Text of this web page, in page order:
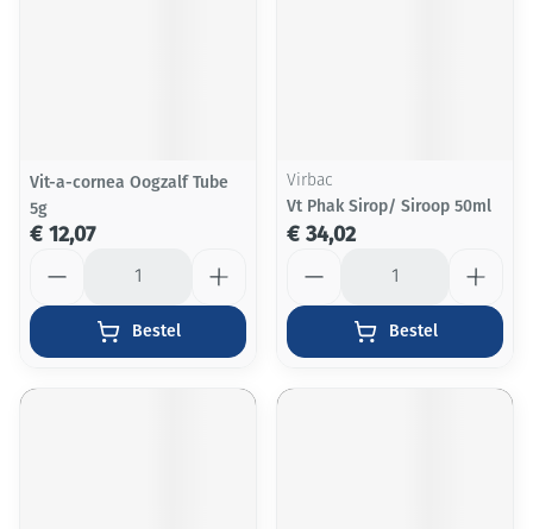
Vit-a-cornea Oogzalf Tube
5g
€ 12,07
Bestel
Virbac
Vt Phak Sirop/ Siroop 50ml
€ 34,02
Bestel